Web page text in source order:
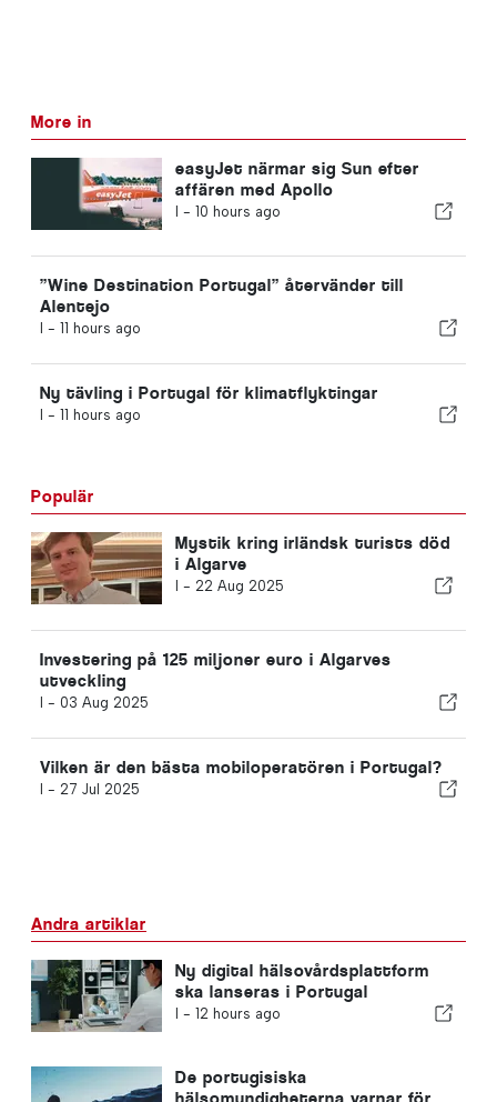
More in
easyJet närmar sig Sun efter
affären med Apollo
I - 10 hours ago
”Wine Destination Portugal” återvänder till
Alentejo
I - 11 hours ago
Ny tävling i Portugal för klimatflyktingar
I - 11 hours ago
Populär
Mystik kring irländsk turists död
i Algarve
I - 22 Aug 2025
Investering på 125 miljoner euro i Algarves
utveckling
I - 03 Aug 2025
Vilken är den bästa mobiloperatören i Portugal?
I - 27 Jul 2025
Andra artiklar
Ny digital hälsovårdsplattform
ska lanseras i Portugal
I - 12 hours ago
De portugisiska